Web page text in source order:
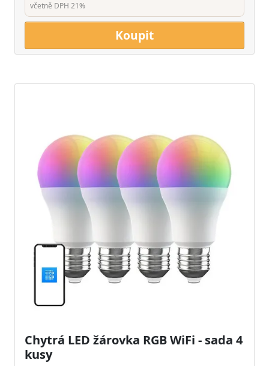
včetně DPH 21%
Koupit
Chytrá LED žárovka RGB WiFi - sada 4
kusy